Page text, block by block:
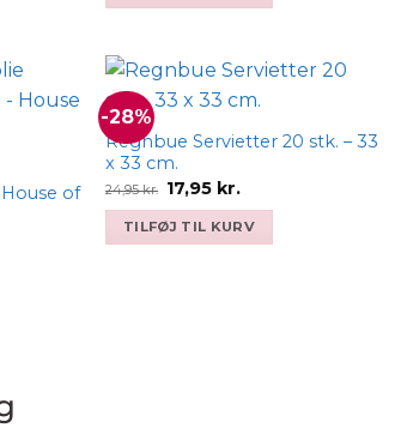
of
-28%
wishlist
Regnbue Servietter 20 stk. – 33
x 33 cm.
24,95kr. Den
oprindelige
pris
var:
17,95 kr.Den
pris
er:
TILFØJ TIL KURV